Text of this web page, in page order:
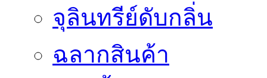
จุลินทรีย์ดับกลิ่น
ฉลากสินค้า